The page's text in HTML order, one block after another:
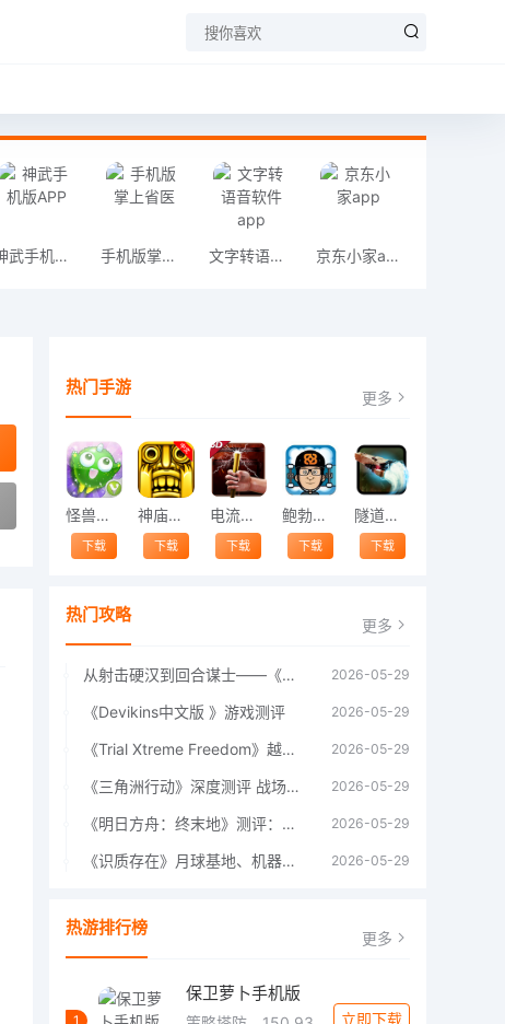
神武手机版APP 手机版掌上省医 文字转语音软件 app 京东小家app
热门手游 更多
怪兽跳跃
下载
神庙逃亡中文版
下载
电流急急棒
下载
鲍勃的梦境
下载
隧道逃脱
下载
热门攻略 更多
从射击硬汉到回合谋士——《战争机器：战略版》如何演绎另一位猛男的传奇 2026-05-29
《Devikins中文版 》游戏测评 2026-05-29
《Trial Xtreme Freedom》越野摩托车测评总结 2026-05-29
《三角洲行动》深度测评 战场上的野心与裂痕 2026-05-29
《明日方舟：终末地》测评：于荒芜之中，重建文明 2026-05-29
《识质存在》月球基地、机器人女孩多年来最佳射击游戏 2026-05-29
热游排行榜 更多
1
保卫萝卜手机版
立即下载